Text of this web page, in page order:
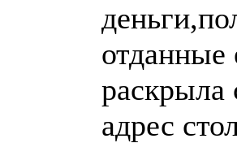
раскрыла
адрес